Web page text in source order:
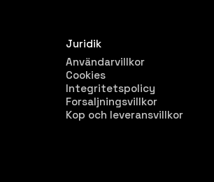
Juridik
Användarvillkor
Cookies
Integritetspolicy
Forsaljningsvillkor
Kop och leveransvillkor